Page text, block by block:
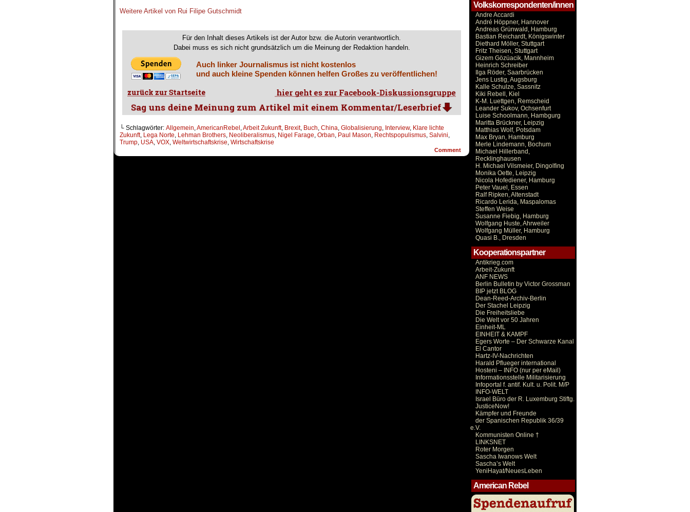
Weitere Artikel von Rui Filipe Gutschmidt
Für den Inhalt dieses Artikels ist der Autor bzw. die Autorin verantwortlich.
Dabei muss es sich nicht grundsätzlich um die Meinung der Redaktion handeln.
Auch linker Journalismus ist nicht kostenlos
und auch kleine Spenden können helfen Großes zu veröffentlichen!
└ Schlagwörter: Allgemein,AmericanRebel ,Arbeit Zukunft, Brexit, Buch, China, Globalisierung, Interview, Klare lichte
Zukunft, Lega Norte, Lehman Brothers, Neoliberalismus, Nigel Farage, Orban, Paul Mason, Rechtspopulismus, Salvini,
Trump, USA, VOX, Weltwirtschaftskrise, Wirtschaftskrise
Comment
Volkskorrespondenten/innen
Andre Accardi
André Höppner, Hannover
Andreas Grünwald, Hamburg
Bastian Reichardt, Königswinter
Diethard Möller, Stuttgart
Fritz Theisen, Stuttgart
Gizem Gözüacik, Mannheim
Heinrich Schreiber
Ilga Röder, Saarbrücken
Jens Lustig, Augsburg
Kalle Schulze, Sassnitz
Kiki Rebell, Kiel
K-M. Luettgen, Remscheid
Leander Sukov, Ochsenfurt
Luise Schoolmann, Hambgurg
Maritta Brückner, Leipzig
Matthias Wolf, Potsdam
Max Bryan, Hamburg
Merle Lindemann, Bochum
Michael Hillerband,
Recklinghausen
H. Michael Vilsmeier, Dingolfing
Monika Oette, Leipzig
Nicola Hofediener, Hamburg
Peter Vauel, Essen
Ralf Ripken, Altenstadt
Ricardo Lerida, Maspalomas
Steffen Weise
Susanne Fiebig, Hamburg
Wolfgang Huste, Ahrweiler
Wolfgang Müller, Hamburg
Quasi B., Dresden
Kooperationspartner
Antikrieg.com
Arbeit-Zukunft
ANF NEWS
Berlin Bulletin by Victor Grossman
BIP jetzt BLOG
Dean-Reed-Archiv-Berlin
Der Stachel Leipzig
Die Freiheitsliebe
Die Welt vor 50 Jahren
Einheit-ML
EINHEIT & KAMPF
Egers Worte – Der Schwarze Kanal
El Cantor
Hartz-IV-Nachrichten
Harald Pflueger international
Hosteni – INFO (nur per eMail)
Informationsstelle Militarisierung
Infoportal f. antif. Kult. u. Polit. M/P
INFO-WELT
Israel Büro der R. Luxemburg Stiftg.
JusticeNow!
Kämpfer und Freunde
der Spanischen Republik 36/39
e.V.
Kommunisten Online †
LINKSNET
Roter Morgen
Sascha Iwanows Welt
Sascha’s Welt
YeniHayat/NeuesLeben
American Rebel